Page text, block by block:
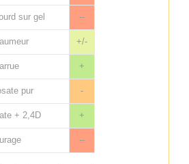
sur gel --
+/-
+
pur -
+ 2,4D +
--